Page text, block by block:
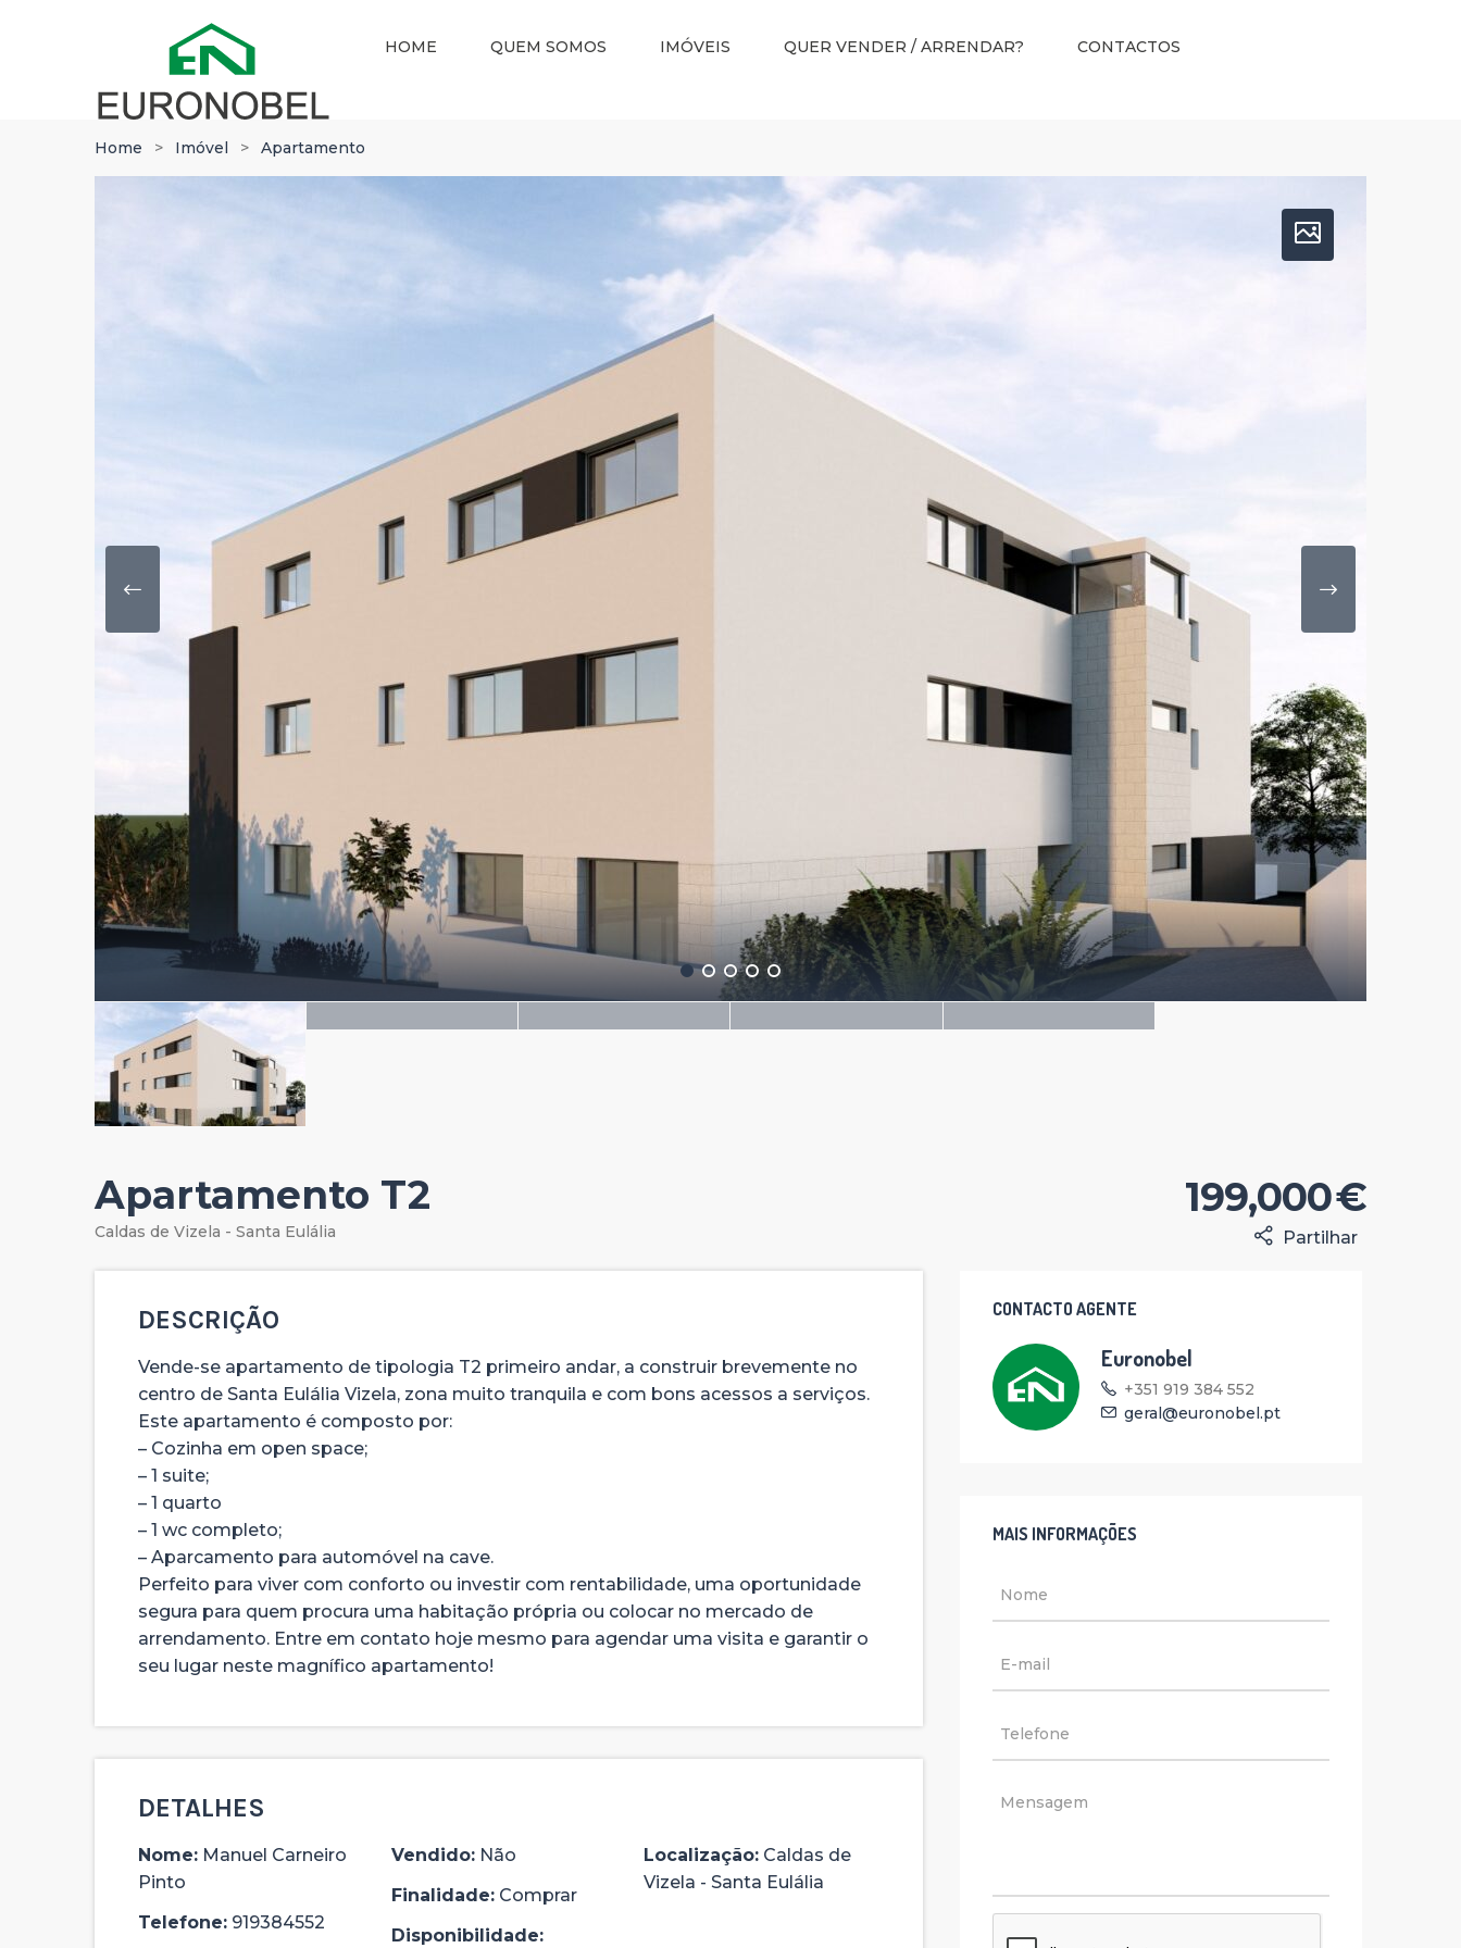
HOME QUEM SOMOS IMÓVEIS QUER VENDER / ARRENDAR? CONTACTOS
Home Imóvel Apartamento
Apartamento T2
Caldas de Vizela - Santa Eulália
199,000 €
Partilhar
DESCRIÇÃO
Vende-se apartamento de tipologia T2 primeiro andar, a construir brevemente no
centro de Santa Eulália Vizela, zona muito tranquila e com bons acessos a serviços.
Este apartamento é composto por:
– Cozinha em open space;
– 1 suite;
– 1 quarto
– 1 wc completo;
– Aparcamento para automóvel na cave.
Perfeito para viver com conforto ou investir com rentabilidade, uma oportunidade
segura para quem procura uma habitação própria ou colocar no mercado de
arrendamento. Entre em contato hoje mesmo para agendar uma visita e garantir o
seu lugar neste magnífico apartamento!
DETALHES
Nome: Manuel Carneiro
Pinto
Telefone: 919384552
Vendido:Não
Finalidade:Comprar
Disponibilidade:
Localização: Caldas de
Vizela - Santa Eulália
CONTACTO AGENTE
Euronobel
+351 919 384 552
geral@euronobel.pt
MAIS INFORMAÇÕES